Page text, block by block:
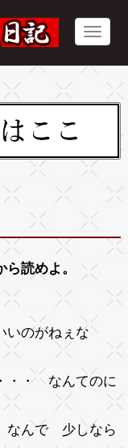
読めよ。
のがねぇな
・・ なんてのに
なんで 少しなら